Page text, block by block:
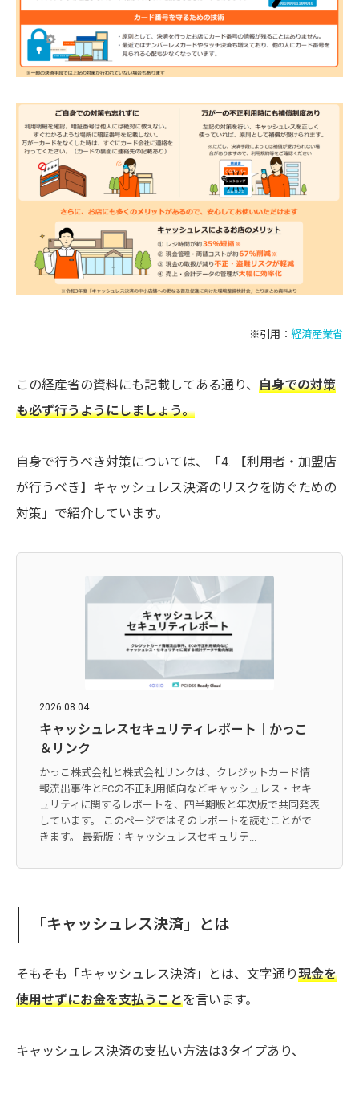
※引用： 経済産業省
この経産省の資料にも記載してある通り、 自身での対策
も必ず行うようにしましょう。
自身で行うべき対策については、「4. 【利用者・加盟店
が行うべき】キャッシュレス決済のリスクを防ぐための
対策」で紹介しています。
2026.08.04
キャッシュレスセキュリティレポート｜かっこ
＆リンク
かっこ株式会社と株式会社リンクは、クレジットカード情
報流出事件とECの不正利用傾向などキャッシュレス・セキ
ュリティに関するレポートを、四半期版と年次版で共同発表
しています。 このページではそのレポートを読むことがで
きます。 最新版：キャッシュレスセキュリテ...
「キャッシュレス決済」とは
そもそも「キャッシュレス決済」とは、文字通り現金を
使用せずにお金を支払うことを言います。
キャッシュレス決済の支払い方法は3タイプあり、